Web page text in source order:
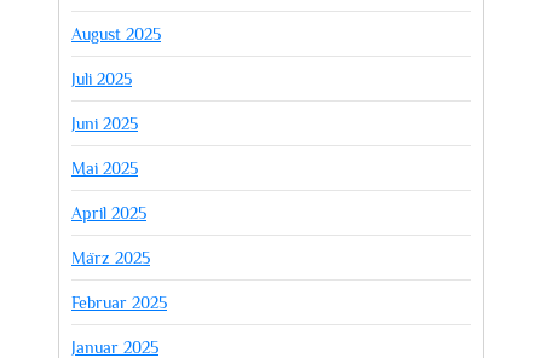
August 2025
Juli 2025
Juni 2025
Mai 2025
April 2025
März 2025
Februar 2025
Januar 2025